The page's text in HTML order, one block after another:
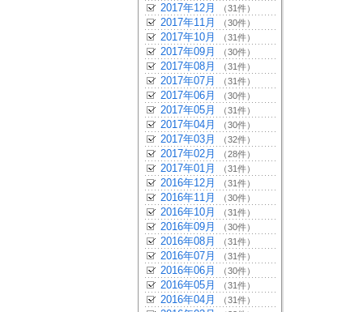
2017年12月 （31件）
2017年11月 （30件）
2017年10月 （31件）
2017年09月 （30件）
2017年08月 （31件）
2017年07月 （31件）
2017年06月 （30件）
2017年05月 （31件）
2017年04月 （30件）
2017年03月 （32件）
2017年02月 （28件）
2017年01月 （31件）
2016年12月 （31件）
2016年11月 （30件）
2016年10月 （31件）
2016年09月 （30件）
2016年08月 （31件）
2016年07月 （31件）
2016年06月 （30件）
2016年05月 （31件）
2016年04月 （31件）